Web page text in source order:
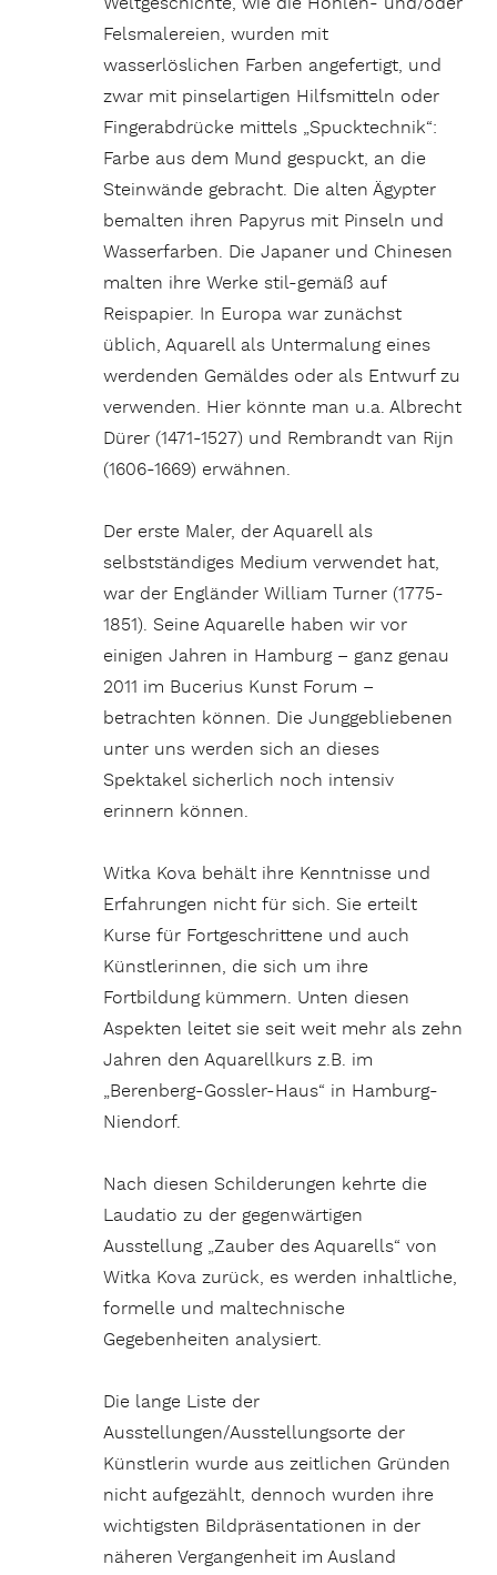
Felsmalereien, wurden mit
wasserlöslichen Farben angefertigt, und
zwar mit pinselartigen Hilfsmitteln oder
Fingerabdrücke mittels „Spucktechnik“:
Farbe aus dem Mund gespuckt, an die
Steinwände gebracht. Die alten Ägypter
bemalten ihren Papyrus mit Pinseln und
Wasserfarben. Die Japaner und Chinesen
malten ihre Werke stil-gemäß auf
Reispapier. In Europa war zunächst
üblich, Aquarell als Untermalung eines
werdenden Gemäldes oder als Entwurf zu
verwenden. Hier könnte man u.a. Albrecht
Dürer (1471-1527) und Rembrandt van Rijn
(1606-1669) erwähnen.
Der erste Maler, der Aquarell als
selbstständiges Medium verwendet hat,
war der Engländer William Turner (1775-
1851). Seine Aquarelle haben wir vor
einigen Jahren in Hamburg – ganz genau
2011 im Bucerius Kunst Forum –
betrachten können. Die Junggebliebenen
unter uns werden sich an dieses
Spektakel sicherlich noch intensiv
erinnern können.
Witka Kova behält ihre Kenntnisse und
Erfahrungen nicht für sich. Sie erteilt
Kurse für Fortgeschrittene und auch
Künstlerinnen, die sich um ihre
Fortbildung kümmern. Unten diesen
Aspekten leitet sie seit weit mehr als zehn
Jahren den Aquarellkurs z.B. im
„Berenberg-Gossler-Haus“ in Hamburg-
Niendorf.
Nach diesen Schilderungen kehrte die
Laudatio zu der gegenwärtigen
Ausstellung „Zauber des Aquarells“ von
Witka Kova zurück, es werden inhaltliche,
formelle und maltechnische
Gegebenheiten analysiert.
Die lange Liste der
Ausstellungen/Ausstellungsorte der
Künstlerin wurde aus zeitlichen Gründen
nicht aufgezählt, dennoch wurden ihre
wichtigsten Bildpräsentationen in der
näheren Vergangenheit im Ausland